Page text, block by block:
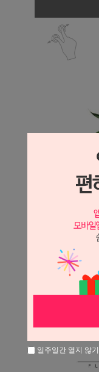
일주일간 열지 않기